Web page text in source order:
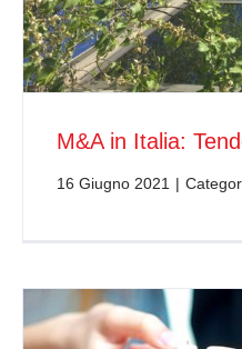
M&A in Italia:
16 Giugno 2021 |